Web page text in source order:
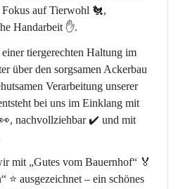
Fokus auf Tierwohl 🐔,
Handarbeit ✋.
tiergerechten Haltung im
über den sorgsamen Ackerbau
Verarbeitung unserer
bei uns im Einklang mit
nachvollziehbar ✔️ und mit
mit „Gutes vom Bauernhof“ 🏅
⭐ ausgezeichnet – ein schönes